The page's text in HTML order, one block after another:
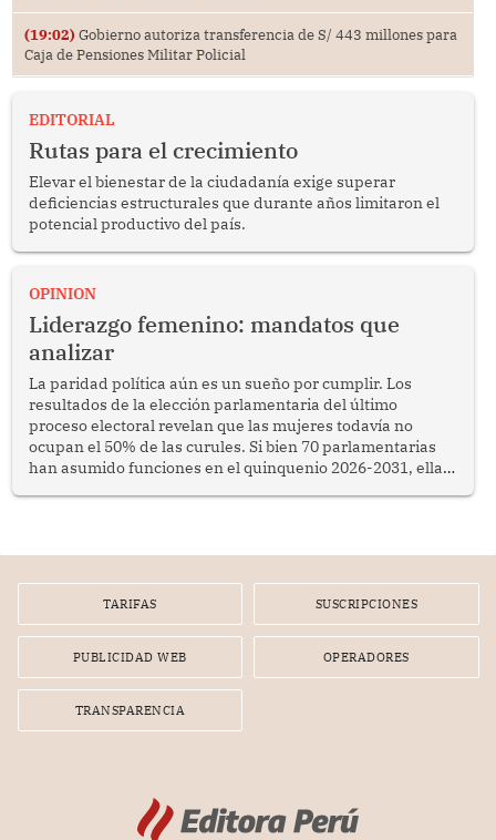
(19:02) Gobierno autoriza transferencia de S/ 443 millones para
Caja de Pensiones Militar Policial
EDITORIAL
Rutas para el crecimiento
Elevar el bienestar de la ciudadanía exige superar
deficiencias estructurales que durante años limitaron el
potencial productivo del país.
OPINION
Liderazgo femenino: mandatos que
analizar
La paridad política aún es un sueño por cumplir. Los
resultados de la elección parlamentaria del último
proceso electoral revelan que las mujeres todavía no
ocupan el 50% de las curules. Si bien 70 parlamentarias
han asumido funciones en el quinquenio 2026-2031, ellas
TARIFAS SUSCRIPCIONES
PUBLICIDAD WEB OPERADORES
TRANSPARENCIA